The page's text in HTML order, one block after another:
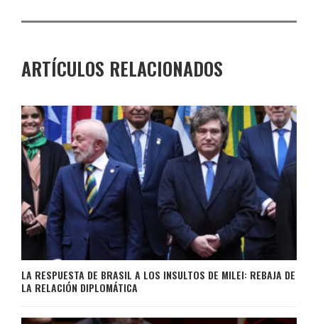
ARTÍCULOS RELACIONADOS
LA RESPUESTA DE BRASIL A LOS INSULTOS DE MILEI: REBAJA DE
LA RELACIÓN DIPLOMÁTICA